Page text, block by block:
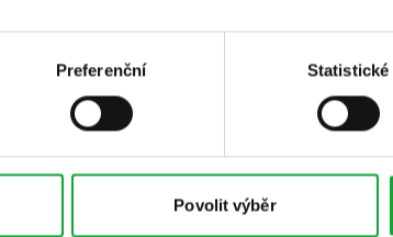
Preferenční Statistické
Povolit výběr